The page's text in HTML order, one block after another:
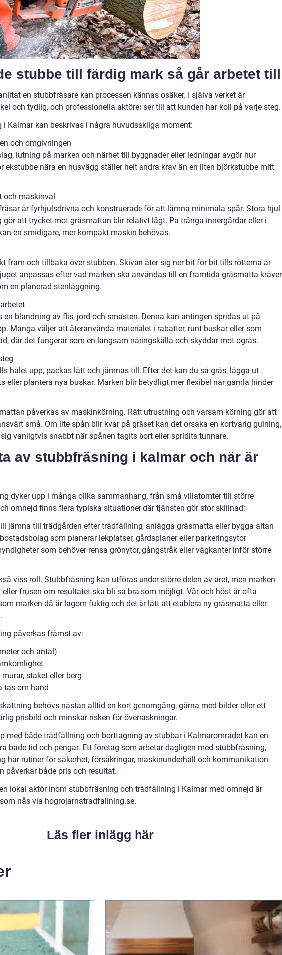
stubbe till färdig mark så går arbetet till
en stubbfräsare kan processen kännas osäker. I själva verket är
och tydlig, och professionella aktörer ser till att kunden har koll på varje steg.
i Kalmar kan beskrivas i några huvudsakliga moment:
och omgivningen
lutning på marken och närhet till byggnader eller ledningar avgör hur
ekstubbe nära en husvägg ställer helt andra krav än en liten björkstubbe mitt
och maskinval
är fyrhjulsdrivna och konstruerade för att lämna minimala spår. Stora hjul
att trycket mot gräsmattan blir relativt lågt. På trånga innergårdar eller i
en smidigare, mer kompakt maskin behövas.
fram och tillbaka över stubben. Skivan äter sig ner bit för bit tills rötterna är
anpassas efter vad marken ska användas till en framtida gräsmatta kräver
en planerad stenläggning.
en blandning av flis, jord och småsten. Denna kan antingen spridas ut på
Många väljer att återanvända materialet i rabatter, runt buskar eller som
där det fungerar som en långsam näringskälla och skyddar mot ogräs.
hålet upp, packas lätt och jämnas till. Efter det kan du så gräs, lägga ut
eller plantera nya buskar. Marken blir betydligt mer flexibel när gamla hinder
påverkas av maskinkörning. Rätt utrustning och varsam körning gör att
små. Om lite spån blir kvar på gräset kan det orsaka en kortvarig gulning,
vanligtvis snabbt när spånen tagits bort eller spridits tunnare.
av stubbfräsning i kalmar och när är
dyker upp i många olika sammanhang, från små villatomter till större
omnejd finns flera typiska situationer där tjänsten gör stor skillnad:
jämna till trädgården efter trädfällning, anlägga gräsmatta eller bygga altan
som planerar lekplatser, gårdsplaner eller parkeringsytor
som behöver rensa grönytor, gångstråk eller vägkanter inför större
viss roll. Stubbfräsning kan utföras under större delen av året, men marken
frusen om resultatet ska bli så bra som möjligt. Vår och höst är ofta
marken då är lagom fuktig och det är lätt att etablera ny gräsmatta eller
påverkas främst av:
och antal)
staket eller berg
tas om hand
behövs nästan alltid en kort genomgång, gärna med bilder eller ett
prisbild och minskar risken för överraskningar.
med både trädfällning och borttagning av stubbar i Kalmarområdet kan en
både tid och pengar. Ett företag som arbetar dagligen med stubbfräsning,
har rutiner för säkerhet, försäkringar, maskinunderhåll och kommunikation
påverkar både pris och resultat.
lokal aktör inom stubbfräsning och trädfällning i Kalmar med omnejd är
nås via hogrojarnatradfallning.se.
Läs fler inlägg här